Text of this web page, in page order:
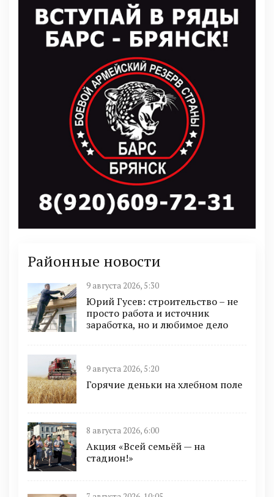
Районные новости
9 августа 2026, 5:30
Юрий Гусев: строительство – не
просто работа и источник
заработка, но и любимое дело
9 августа 2026, 5:20
Горячие деньки на хлебном поле
8 августа 2026, 6:00
Акция «Всей семьёй — на
стадион!»